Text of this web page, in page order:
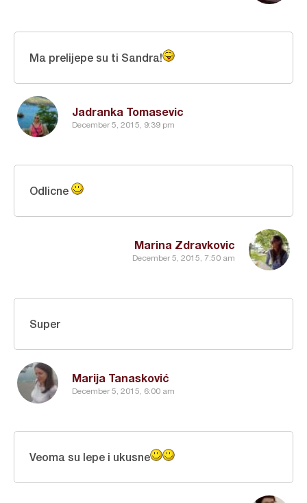
Jadranka Tomasevic
December 5, 2015, 9:39 pm
Ma prelijepe su ti Sandra!
Marina Zdravkovic
December 5, 2015, 7:50 am
Odlicne
Marija Tanasković
December 5, 2015, 6:00 am
Super
Veoma su lepe i ukusne